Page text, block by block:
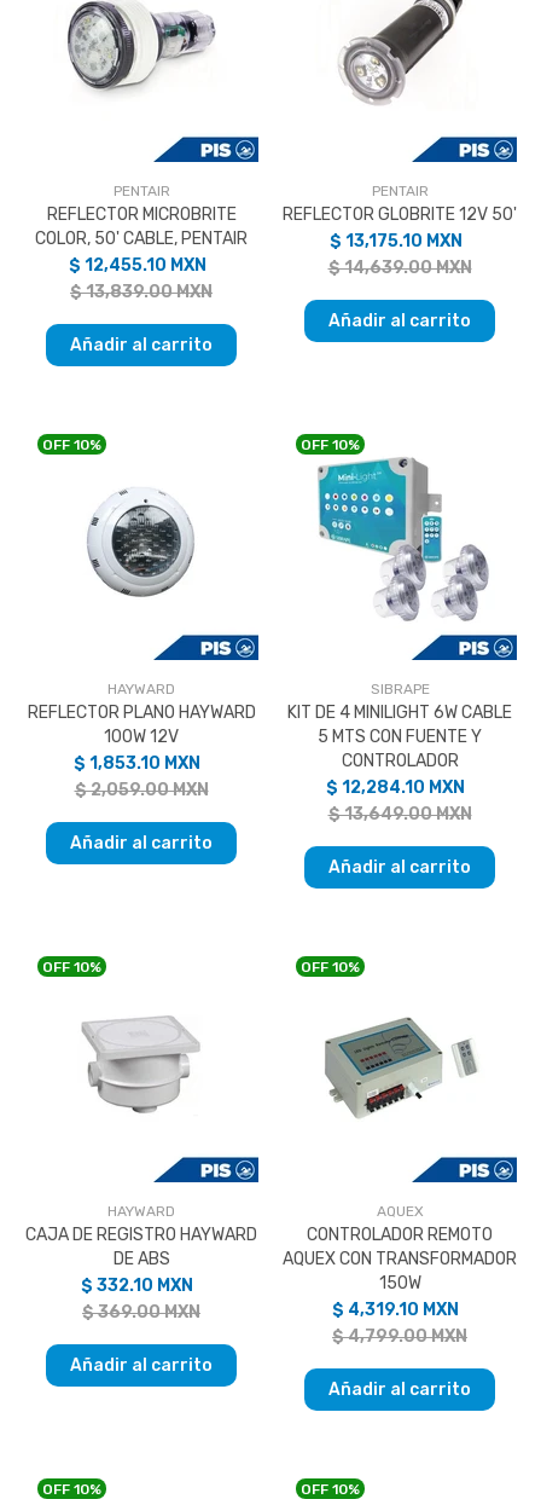
PENTAIR
REFLECTOR MICROBRITE
COLOR, 50' CABLE, PENTAIR
$ 12,455.10 MXN
$ 13,839.00 MXN
Añadir al carrito
PENTAIR
REFLECTOR GLOBRITE 12V 50'
$ 13,175.10 MXN
$ 14,639.00 MXN
Añadir al carrito
OFF 10%
HAYWARD
REFLECTOR PLANO HAYWARD
100W 12V
$ 1,853.10 MXN
$ 2,059.00 MXN
Añadir al carrito
OFF 10%
SIBRAPE
KIT DE 4 MINILIGHT 6W CABLE
5 MTS CON FUENTE Y
CONTROLADOR
$ 12,284.10 MXN
$ 13,649.00 MXN
Añadir al carrito
OFF 10%
HAYWARD
CAJA DE REGISTRO HAYWARD
DE ABS
$ 332.10 MXN
$ 369.00 MXN
Añadir al carrito
OFF 10%
AQUEX
CONTROLADOR REMOTO
AQUEX CON TRANSFORMADOR
150W
$ 4,319.10 MXN
$ 4,799.00 MXN
Añadir al carrito
OFF 10% OFF 10%